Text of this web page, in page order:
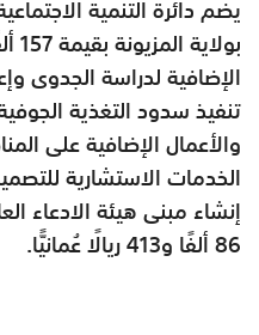
يضم دائرة التنمية
الإضافية لدراسة الجدوى
والأعمال الإضافية على
الخدمات الاستشارية
إنشاء مبنى هيئة الادعاء
86 ألفًا و413 ريالًا عُمانيًّا.